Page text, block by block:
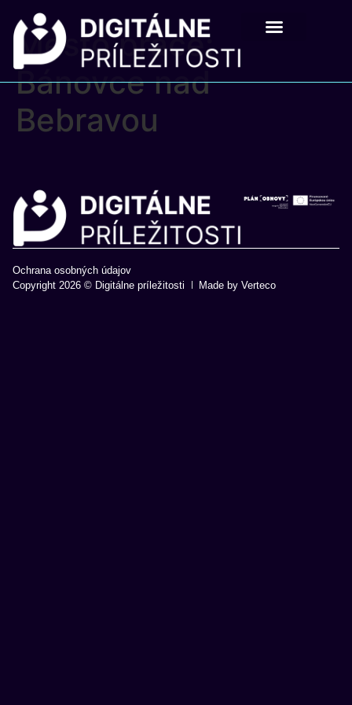
Mesto práce:
Bánovce nad
Bebravou
Copyright 2026 © Digitálne príležitosti Made by Verteco
Ochrana osobných údajov